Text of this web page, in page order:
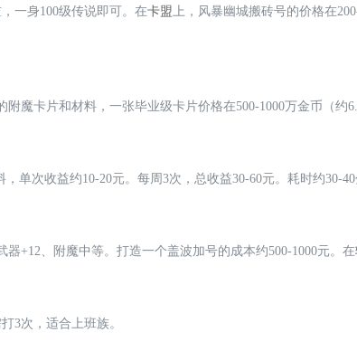
一身100级传说即可。在卡盟上，风暴幽城搬砖号的价格在
魔卡片和材料，一张毕业级卡片价格在500-1000万金币（约
单次收益约10-20元。每周3次，总收益30-60元。耗时约30-
+12、附魔中等。打造一个盖波加号的成本约500-1000元。在
3次，适合上班族。